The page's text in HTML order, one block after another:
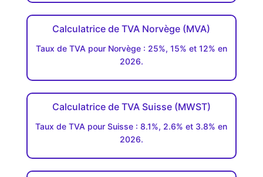
Calculatrice de TVA Norvège (MVA)
Taux de TVA pour Norvège : 25%, 15% et 12% en
2026.
Calculatrice de TVA Suisse (MWST)
Taux de TVA pour Suisse : 8.1%, 2.6% et 3.8% en
2026.